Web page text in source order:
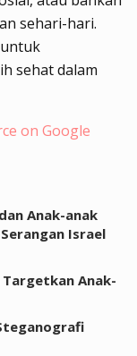
sehari-hari.
sehat dalam
on Google
Anak-anak
Israel
Targetkan Anak-